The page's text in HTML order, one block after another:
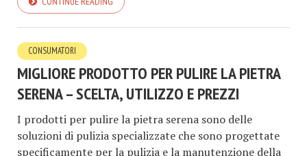
CONSUMATORI
MIGLIORE PRODOTTO PER PULIRE LA PIETRA
SERENA – SCELTA, UTILIZZO E PREZZI
I prodotti per pulire la pietra serena sono delle
soluzioni di pulizia specializzate che sono progettate
specificamente per la pulizia e la manutenzione della